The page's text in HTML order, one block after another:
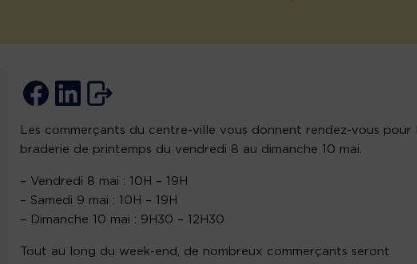
Les commerçants du centre-ville vous donnent rendez-vous pour
braderie de printemps du vendredi 8 au dimanche 10 mai.
– Vendredi 8 mai : 10H – 19H
– Samedi 9 mai : 10H – 19H
– Dimanche 10 mai : 9H30 – 12H30
Tout au long du week-end, de nombreux commerçants seront